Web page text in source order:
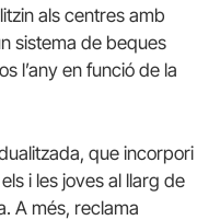
als centres amb
sistema de beques
l’any en funció de la
que incorpori
i les joves al llarg de
A més, reclama